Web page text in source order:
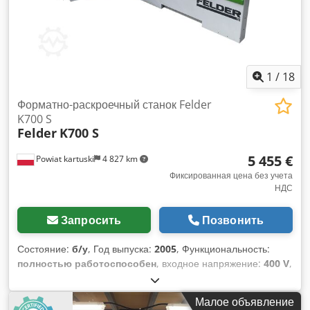
1 / 18
Powiat kartuski 4 827 km
Форматно-раскроечный станок Felder
K700 S
Felder K700 S
5 455 €
Фиксированная цена без учета
НДС
Запросить Позвонить
Состояние: б/у, Год выпуска: 2005, Функциональность:
полностью работоспособен, входное напряжение: 400 V,
, тип входного тока:
высота резки (макс.):104 мм, максимальная ширина резки:
1 250 мм
, диаметр пильного диска:315 мм, регулировка
Малое объявление